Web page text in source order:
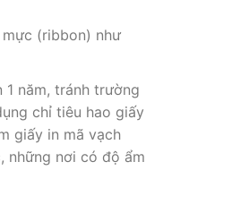
(ribbon) như
năm, tránh trường
chỉ tiêu hao giấy
giấy in mã vạch
những nơi có độ ẩm